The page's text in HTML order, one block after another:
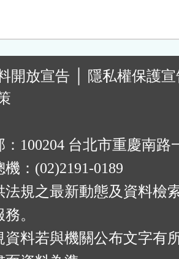
開放宣告
隱私權保護
100204 台北市重慶南路
：(02)2191-0189
法規之最新動態及資料檢
。
資料若與機關公布文字有